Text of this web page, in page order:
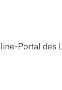
Portal